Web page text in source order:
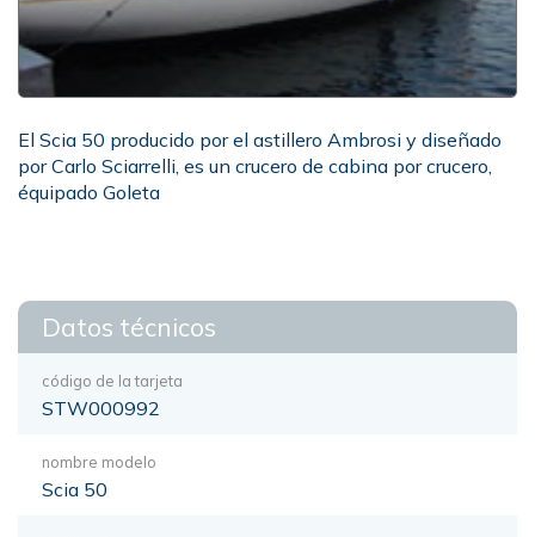
El Scia 50 producido por el astillero Ambrosi y diseñado
por Carlo Sciarrelli, es un crucero de cabina por crucero,
équipado Goleta
Datos técnicos
código de la tarjeta
STW000992
nombre modelo
Scia 50